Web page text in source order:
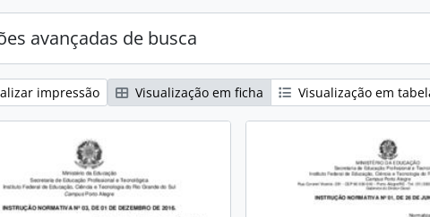
avançadas de busca
impressão Visualização em ficha Visualização em